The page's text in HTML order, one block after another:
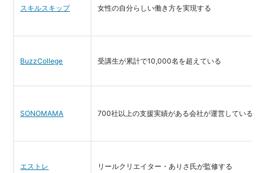
スキルスキップ 女性の自分らしい働き方を実現する
BuzzCollege 受講生が累計で10,000名を超えている
SONOMAMA 700社以上の支援実績がある会社が運営している
エストレ リールクリエイター・ありさ氏が監修する